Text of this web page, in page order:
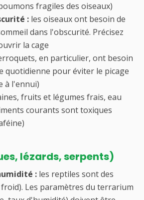
fragiles des oiseaux)
: les oiseaux ont besoin de
dans l'obscurité. Précisez
la cage
en particulier, ont besoin
quotidienne pour éviter le picage
à l'ennui)
fruits et légumes frais, eau
courants sont toxiques
lézards, serpents)
: les reptiles sont des
Les paramètres du terrarium